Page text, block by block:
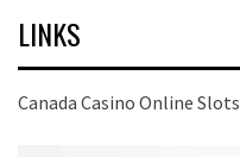
LINKS
Canada Casino Online Slots